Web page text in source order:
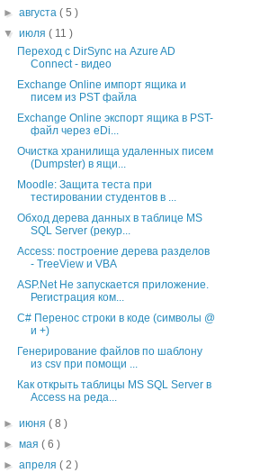
►августа( 5 )
▼июля( 11 )
Переход с DirSync на Azure AD
Connect - видео
Exchange Online импорт ящика и
писем из PST файла
Exchange Online экспорт ящика в PST-
файл через eDi...
Очистка хранилища удаленных писем
(Dumpster) в ящи...
Moodle: Защита теста при
тестировании студентов в ...
Обход дерева данных в таблице MS
SQL Server (рекур...
Access: построение дерева разделов
- TreeView и VBA
ASP.Net Не запускается приложение.
Регистрация ком...
C# Перенос строки в коде (символы @
и +)
Генерирование файлов по шаблону
из csv при помощи ...
Как открыть таблицы MS SQL Server в
Access на реда...
►июня( 8 )
►мая( 6 )
►апреля( 2 )